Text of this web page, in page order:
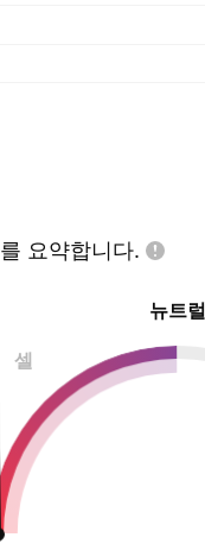
요약합니다.
뉴트럴
셀